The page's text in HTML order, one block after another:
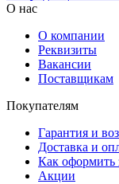
О нас
О компании
Реквизиты
Вакансии
Поставщикам
Покупателям
Гарантия и
Доставка и
Как оформить
Акции